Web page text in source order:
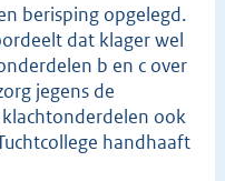
berisping opgelegd.
dat klager wel
b en c over
jegens de
ook
handhaaft